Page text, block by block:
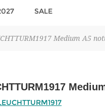
SALE
Medium A5